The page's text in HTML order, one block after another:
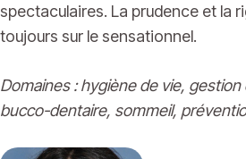
spectaculaires. La prudence et la
toujours sur le sensationnel.
Domaines : hygiène de vie,
bucco-dentaire, sommeil,